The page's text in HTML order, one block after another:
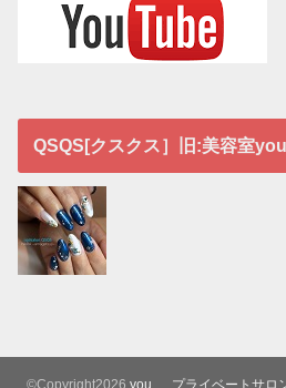
QSQS[クスクス］旧:美容室you
©Copyright2026 you プライベートサロ